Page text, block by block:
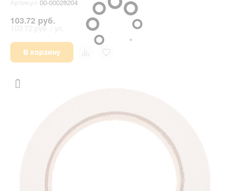
Артикул 00-00028204
103.72 руб.
В корзину